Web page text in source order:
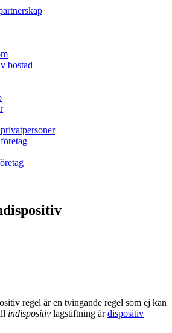
bostad
regel är en tvingande regel som ej kan
indispositiv lagstiftning ärdispositiv